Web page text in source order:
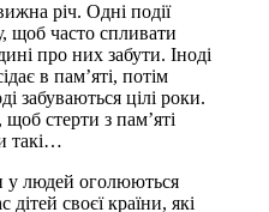
річ. Одні події
щоб часто спливати
про них забути. Іноді
в пам’яті, потім
забуваються цілі роки.
стерти з пам’яті
такі…
у людей оголюються
своєї країни, які